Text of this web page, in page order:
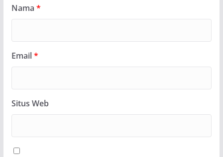
Nama *
Email*
Situs Web